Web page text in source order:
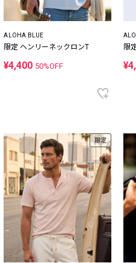
ALOHA BLUE
限定 ヘンリーネックロンT
¥4,400 50%OFF
限
限定